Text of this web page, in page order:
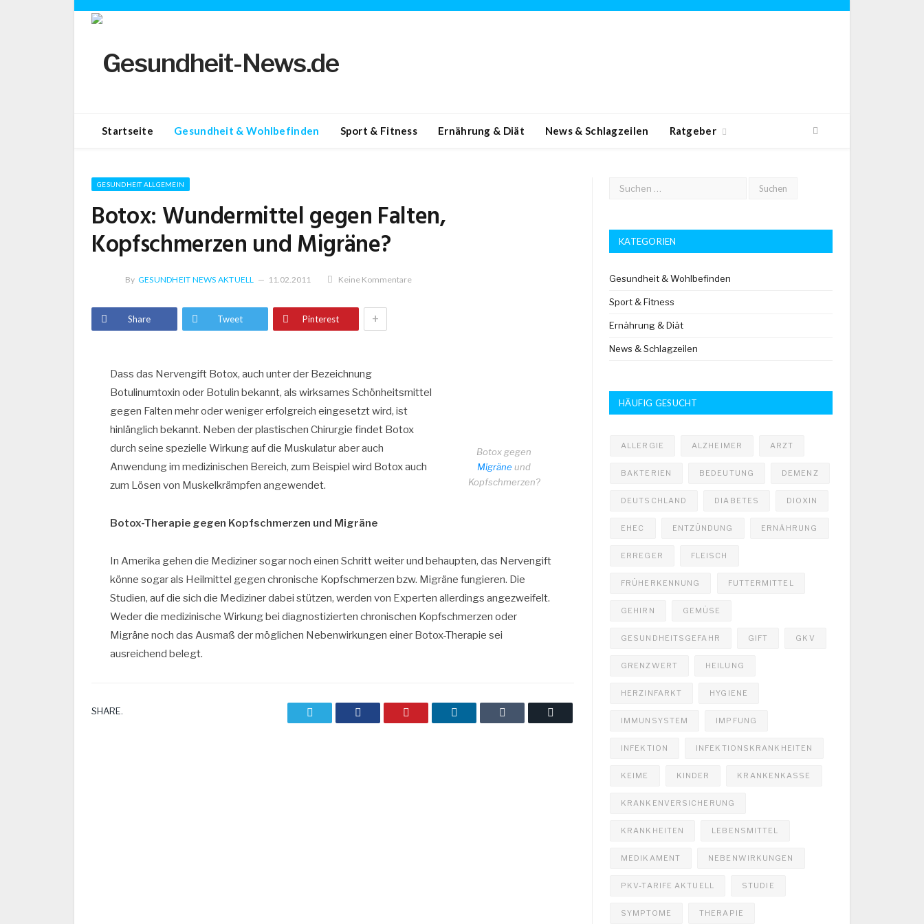
Startseite Gesundheit & Wohlbefinden Sport & Fitness Ernährung & Diät News & Schlagzeilen Ratgeber
GESUNDHEIT ALLGEMEIN
Botox: Wundermittel gegen Falten,
Kopfschmerzen und Migräne?
By GESUNDHEIT NEWS AKTUELL 11.02.2011 Keine Kommentare
Share Tweet Pinterest +
Botox gegen
Migräne und
Kopfschmerzen?
Dass das Nervengift Botox, auch unter der Bezeichnung
Botulinumtoxin oder Botulin bekannt, als wirksames Schönheitsmittel
gegen Falten mehr oder weniger erfolgreich eingesetzt wird, ist
hinlänglich bekannt. Neben der plastischen Chirurgie findet Botox
durch seine spezielle Wirkung auf die Muskulatur aber auch
Anwendung im medizinischen Bereich, zum Beispiel wird Botox auch
zum Lösen von Muskelkrämpfen angewendet.
Botox-Therapie gegen Kopfschmerzen und Migräne
In Amerika gehen die Mediziner sogar noch einen Schritt weiter und behaupten, das Nervengift
könne sogar als Heilmittel gegen chronische Kopfschmerzen bzw. Migräne fungieren. Die
Studien, auf die sich die Mediziner dabei stützen, werden von Experten allerdings angezweifelt.
Weder die medizinische Wirkung bei diagnostizierten chronischen Kopfschmerzen oder
Migräne noch das Ausmaß der möglichen Nebenwirkungen einer Botox-Therapie sei
ausreichend belegt.
SHARE.
KATEGORIEN
Gesundheit & Wohlbefinden
Sport & Fitness
Ernährung & Diät
News & Schlagzeilen
HÄUFIG GESUCHT
ALLERGIE ALZHEIMER ARZT
BAKTERIEN BEDEUTUNG DEMENZ
DEUTSCHLAND DIABETES DIOXIN
EHEC ENTZÜNDUNG ERNÄHRUNG
ERREGER FLEISCH
FRÜHERKENNUNG FUTTERMITTEL
GEHIRN GEMÜSE
GESUNDHEITSGEFAHR GIFT GKV
GRENZWERT HEILUNG
HERZINFARKT HYGIENE
IMMUNSYSTEM IMPFUNG
INFEKTION INFEKTIONSKRANKHEITEN
KEIME KINDER KRANKENKASSE
KRANKENVERSICHERUNG
KRANKHEITEN LEBENSMITTEL
MEDIKAMENT NEBENWIRKUNGEN
PKV-TARIFE AKTUELL STUDIE
SYMPTOME THERAPIE